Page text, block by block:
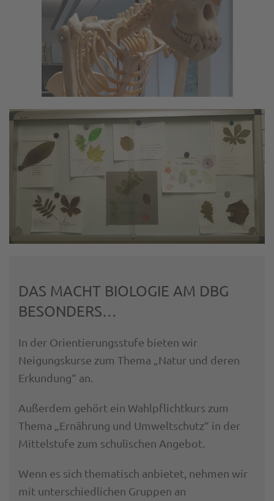
DAS MACHT BIOLOGIE AM DBG
BESONDERS…
In der Orientierungsstufe bieten wir
Neigungskurse zum Thema „Natur und deren
Erkundung“ an.
Außerdem gehört ein Wahlpflichtkurs zum
Thema „Ernährung und Umweltschutz“ in der
Mittelstufe zum schulischen Angebot.
Wenn es sich thematisch anbietet, nehmen wir
mit unterschiedlichen Gruppen an